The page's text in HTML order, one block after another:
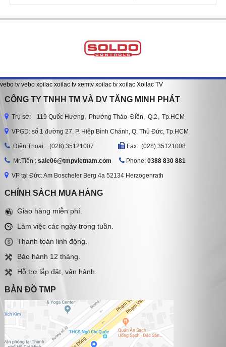
vebo tv vebo xoilac xoilac tv xemtv xoilac tv xoilac Xoilac TV
CÔNG TY TNHH TM VÀ DV TĂNG MINH PHÁT
Trụ sở: 119 Quốc Hương, Phường Thảo Điền, Q.2, Tp.HCM
VPGD: số 1 đường 27, P. Hiệp Bình Chánh, Q. Thủ Đức, Tp.HCM
Ðiện Thoại: (028) 35121007 Fax: (028) 35121008
Mr.Tiến : sale06@tmpvietnam.com Phone: 0388 830 881
VP tại Đức: Am Boscheler Berg 4a 52134 Herzogenrath
CHÍNH SÁCH MUA HÀNG
Giao hàng miễn phí.
Làm việc các ngày trong tuần.
Thanh toán linh động.
Bảo hành 12 tháng.
Hỗ trợ lắp đặt, vận hành.
BẢN ĐỒ TMP